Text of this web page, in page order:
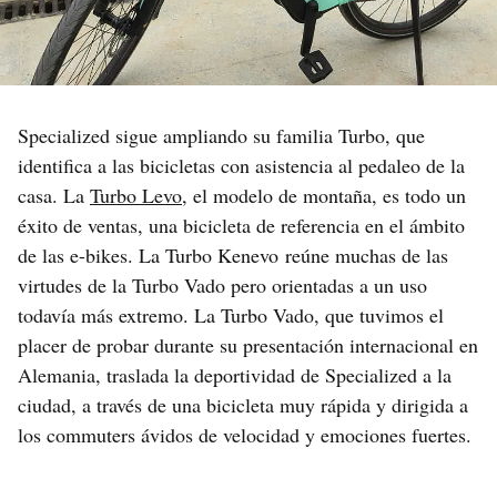
Specialized sigue ampliando su familia Turbo, que
identifica a las bicicletas con asistencia al pedaleo de la
casa. La Turbo Levo, el modelo de montaña, es todo un
éxito de ventas, una bicicleta de referencia en el ámbito
de las e-bikes. La Turbo Kenevo reúne muchas de las
virtudes de la Turbo Vado pero orientadas a un uso
todavía más extremo. La Turbo Vado, que tuvimos el
placer de probar durante su presentación internacional en
Alemania, traslada la deportividad de Specialized a la
ciudad, a través de una bicicleta muy rápida y dirigida a
los commuters ávidos de velocidad y emociones fuertes.